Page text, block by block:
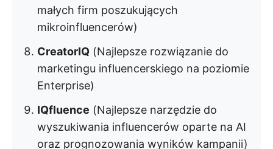
małych firm poszukujących
mikroinfluencerów)
CreatorIQ (Najlepsze rozwiązanie do
marketingu influencerskiego na poziomie
Enterprise)
IQfluence (Najlepsze narzędzie do
wyszukiwania influencerów oparte na AI
oraz prognozowania wyników kampanii)